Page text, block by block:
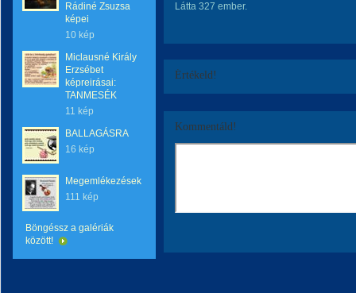
Rádiné Zsuzsa
képei
10 kép
Miclausné Király
Erzsébet
képreirásai:
TANMESÉK
11 kép
BALLAGÁSRA
16 kép
Megemlékezések
111 kép
Böngéssz a galériák
között!
Látta 327 ember.
Értékeld!
Kommentáld!